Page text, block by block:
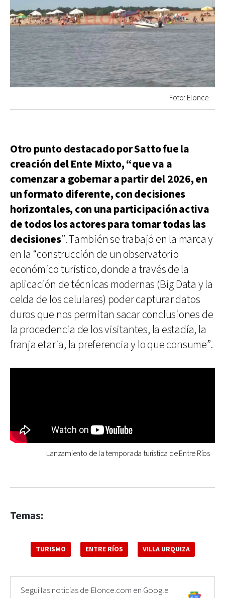
Foto: Elonce.
Otro punto destacado por Satto fue la
creación del Ente Mixto, “que va a
comenzar a gobernar a partir del 2026, en
un formato diferente, con decisiones
horizontales, con una participación activa
de todos los actores para tomar todas las
decisiones”. También se trabajó en la marca y
en la “construcción de un observatorio
económico turístico, donde a través de la
aplicación de técnicas modernas (Big Data y la
celda de los celulares) poder capturar datos
duros que nos permitan sacar conclusiones de
la procedencia de los visitantes, la estadía, la
franja etaria, la preferencia y lo que consume”.
Lanzamiento de la temporada turística de Entre Ríos
Temas:
TURISMO ENTRE RÍOS VILLA URQUIZA
Seguí las noticias de Elonce.com en Google